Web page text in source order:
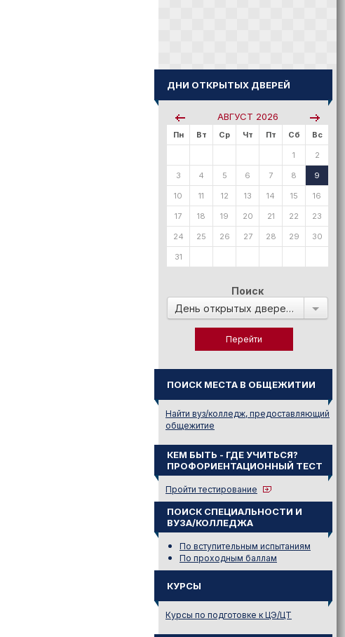
ДНИ ОТКРЫТЫХ ДВЕРЕЙ
АВГУСТ 2026
Пн Вт Ср Чт Пт Сб Вс
1 2
3 4 5 6 7 8 9
10 11 12 13 14 15 16
17 18 19 20 21 22 23
24 25 26 27 28 29 30
31
Поиск
День открытых дверей в:
ПОИСК МЕСТА В ОБЩЕЖИТИИ
Найти вуз/колледж, предоставляющий
общежитие
КЕМ БЫТЬ - ГДЕ УЧИТЬСЯ?
ПРОФОРИЕНТАЦИОННЫЙ ТЕСТ
Пройти тестирование
ПОИСК СПЕЦИАЛЬНОСТИ И
ВУЗА/КОЛЛЕДЖА
По вступительным испытаниям
По проходным баллам
КУРСЫ
Курсы по подготовке к ЦЭ/ЦТ